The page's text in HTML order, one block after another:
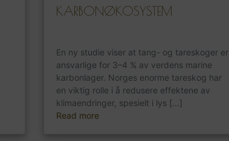
KARBONØKOSYSTEM
En ny studie viser at tang- og tareskoger er
ansvarlige for 3–4 % av verdens marine
karbonlager. Norges enorme tareskog har
en viktig rolle i å redusere effektene av
klimaendringer, spesielt i lys [...]
Read more